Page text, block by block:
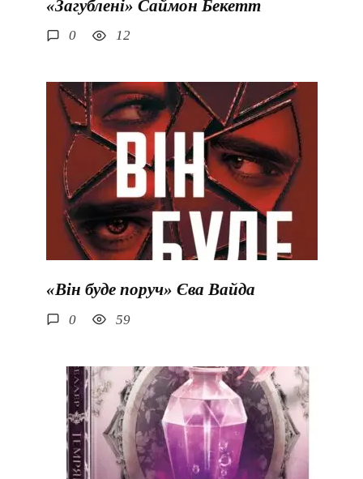
«Загублені» Саймон Бекетт
0 12
«Він буде поруч» Єва Вайда
0 59